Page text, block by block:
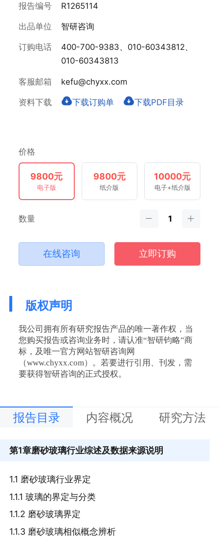
报告编号 R1265114
出品单位 智研咨询
订购电话
400-700-9383、010-60343812、
010-60343813
客服邮箱 kefu@chyxx.com
资料下载 下载订购单 下载PDF目录
价格
9800元
电子版
9800元
纸介版
10000元
电子+纸介版
数量
在线咨询 立即订购
版权声明
我公司拥有所有研究报告产品的唯一著作权，当
您购买报告或咨询业务时，请认准“智研钧略”商
标，及唯一官方网站智研咨询网
（www.chyxx.com）。若要进行引用、刊发，需
要获得智研咨询的正式授权。
报告目录 内容概况 研究方法
第1章磨砂玻璃行业综述及数据来源说明
1.1 磨砂玻璃行业界定
1.1.1 玻璃的界定与分类
1.1.2 磨砂玻璃界定
1.1.3 磨砂玻璃相似概念辨析